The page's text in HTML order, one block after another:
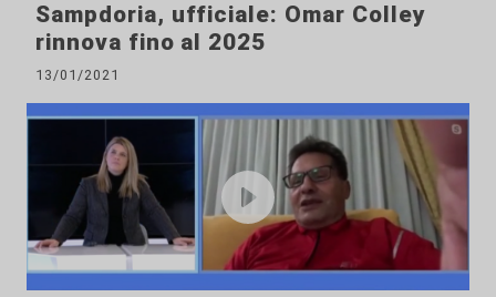
Sampdoria, ufficiale: Omar Colley
rinnova fino al 2025
13/01/2021